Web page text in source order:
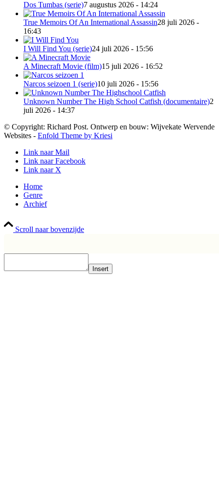
Dos Tumbas (serie)7 augustus 2026 - 14:24
True Memoirs Of An International Assassin28 juli 2026 -
16:43
I Will Find You (serie)24 juli 2026 - 15:56
A Minecraft Movie (film)15 juli 2026 - 16:52
Narcos seizoen 1 (serie)10 juli 2026 - 15:56
Unknown Number The High School Catfish (documentaire)2
juli 2026 - 14:37
© Copyright: Richard Post. Ontwerp en bouw: Wijvekate Wervende
Websites - Enfold Theme by Kriesi
Link naar Mail
Link naar Facebook
Link naar X
Home
Genre
Archief
Scroll naar bovenzijde
Insert